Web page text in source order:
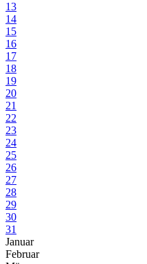
13
14
15
16
17
18
19
20
21
22
23
24
25
26
27
28
29
30
31
Januar
Februar